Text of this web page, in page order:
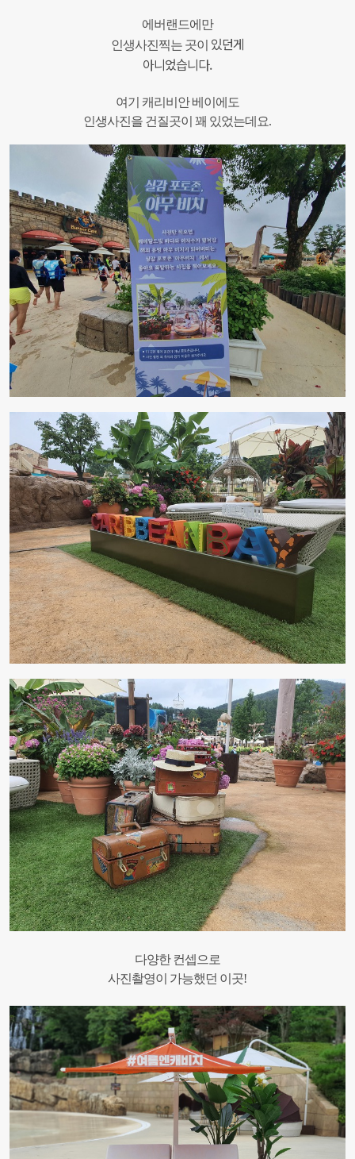
에버랜드에만
인생사진찍는 곳이 있던게
아니었습니다.
여기 캐리비안 베이에도
인생사진을 건질곳이 꽤 있었는데요.
다양한 컨셉으로
사진촬영이 가능했던 이곳!